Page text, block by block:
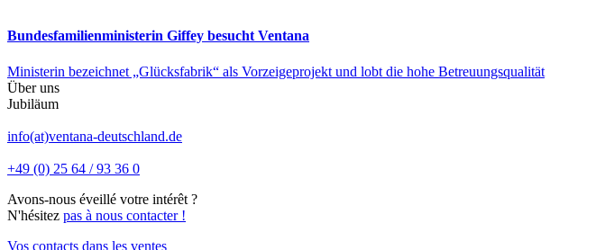
Bundesfamilien­ministerin Giffey besucht Ventana
Ministerin bezeichnet „Glücksfabrik“ als Vorzeigeprojekt und lobt die hohe Betreuungsqualität
Über uns
Jubiläum
info(at)ventana-deutschland.de
+49 (0) 25 64 / 93 36 0
Avons-nous éveillé votre intérêt ?
N'hésitez pas à nous contacter !
Vos contacts dans les ventes